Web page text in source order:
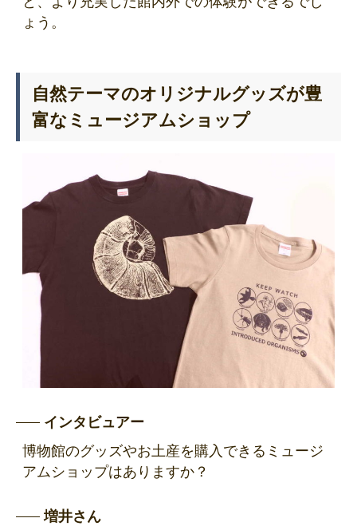
ょう。
自然テーマのオリジナルグッズが豊
富なミュージアムショップ
インタビュアー
博物館のグッズやお土産を購入できるミュージ
アムショップはありますか？
増井さん